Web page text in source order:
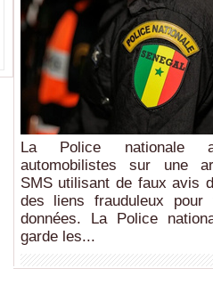
La Police nationale
automobilistes sur une
SMS utilisant de faux avis
des liens frauduleux pour
données. La Police
garde les...